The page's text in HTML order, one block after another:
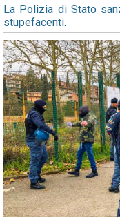
La Polizia di Stato
stupefacenti.